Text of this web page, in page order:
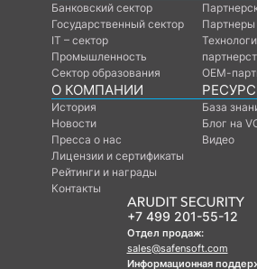
Банковский сектор
Государственный сектор
IT – сектор
Промышленность
Сектор образования
Партнеры
ОЕМ-
О КОМПАНИИ
История
Новости
Пресса о нас
Лицензии и сертификаты
Рейтинги и награды
Контакты
База
Блог на
Видео
+7 499 201-55-12
Отдел продаж:
sales@safensoft.com
Информационная